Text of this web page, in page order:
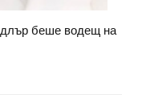
беше водещ на